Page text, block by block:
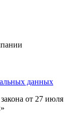
данных
от 27 июля